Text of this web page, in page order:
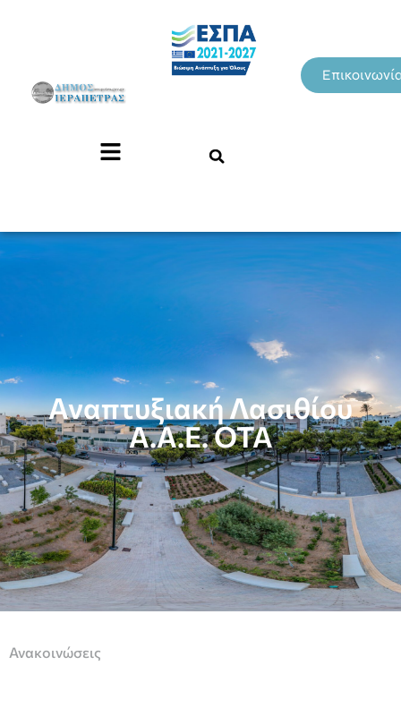
Αναπτυξιακή Λασιθίου
Α.Α.Ε. ΟΤΑ
Ανακοινώσεις